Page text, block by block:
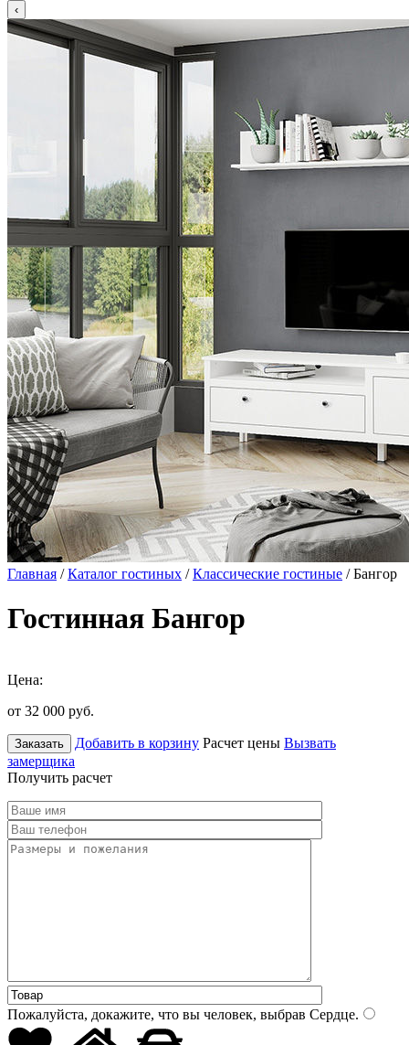
Главная /Каталог гостиных /Классические гостиные / Бангор
Гостинная Бангор
Цена:
от 32 000 руб.
Заказать Добавить в корзину Расчет цены Вызвать
замерщика
Получить расчет
Пожалуйста, докажите, что вы человек, выбрав Сердце.